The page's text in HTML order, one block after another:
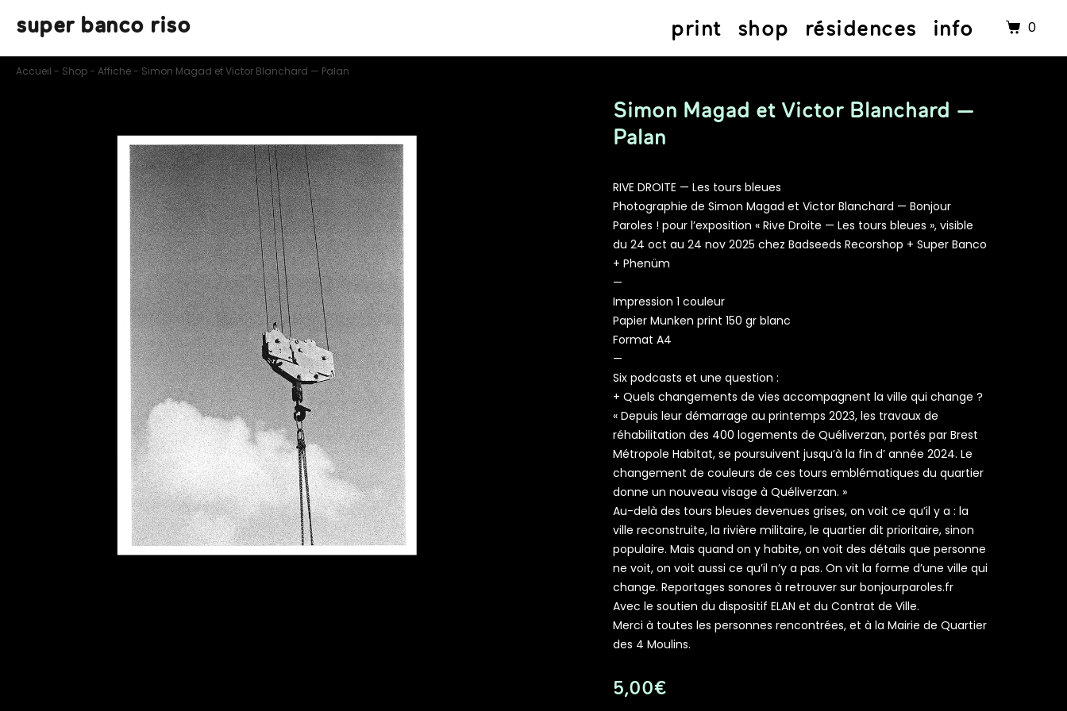
super banco riso print shop résidences info 0
Accueil - Shop - Affiche - Simon Magad et Victor Blanchard — Palan
Simon Magad et Victor Blanchard —
Palan
RIVE DROITE — Les tours bleues
Photographie de Simon Magad et Victor Blanchard — Bonjour
Paroles ! pour l’exposition « Rive Droite — Les tours bleues », visible
du 24 oct au 24 nov 2025 chez Badseeds Recorshop + Super Banco
+ Phenüm
—
Impression 1 couleur
Papier Munken print 150 gr blanc
Format A4
—
Six podcasts et une question :
+ Quels changements de vies accompagnent la ville qui change ?
« Depuis leur démarrage au printemps 2023, les travaux de
réhabilitation des 400 logements de Quéliverzan, portés par Brest
Métropole Habitat, se poursuivent jusqu’à la fin d’ année 2024. Le
changement de couleurs de ces tours emblématiques du quartier
donne un nouveau visage à Quéliverzan. »
Au-delà des tours bleues devenues grises, on voit ce qu’il y a : la
ville reconstruite, la rivière militaire, le quartier dit prioritaire, sinon
populaire. Mais quand on y habite, on voit des détails que personne
ne voit, on voit aussi ce qu’il n’y a pas. On vit la forme d’une ville qui
change. Reportages sonores à retrouver sur bonjourparoles.fr
Avec le soutien du dispositif ELAN et du Contrat de Ville.
Merci à toutes les personnes rencontrées, et à la Mairie de Quartier
des 4 Moulins.
5,00€